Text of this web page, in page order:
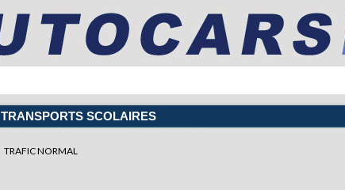
TRANSPORTS SCOLAIRES
TRAFIC NORMAL